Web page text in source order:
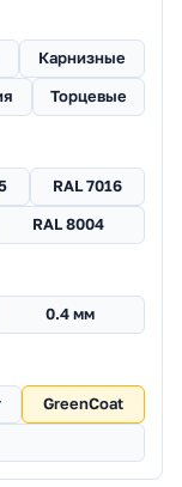
Карнизные
Торцевые
RAL 7016
RAL 8004
0.4 мм
GreenCoat